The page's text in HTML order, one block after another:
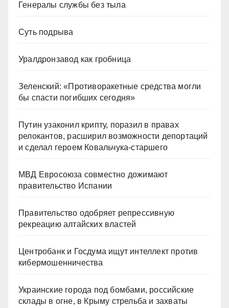
Генералы службы без тыла
Суть подрыва
Уралдронзавод как гробница
Зеленский: «Противоракетные средства могли
бы спасти погибших сегодня»
Путин узаконил крипту, поразил в правах
релокантов, расширил возможности депортаций
и сделал героем Ковальчука-старшего
МВД Евросоюза совместно дожимают
правительство Испании
Правительство одобряет репрессивную
рекреацию алтайских властей
Центробанк и Госдума ищут интеллект против
кибермошенничества
Украинские города под бомбами, российские
склады в огне, в Крыму стрельба и захваты